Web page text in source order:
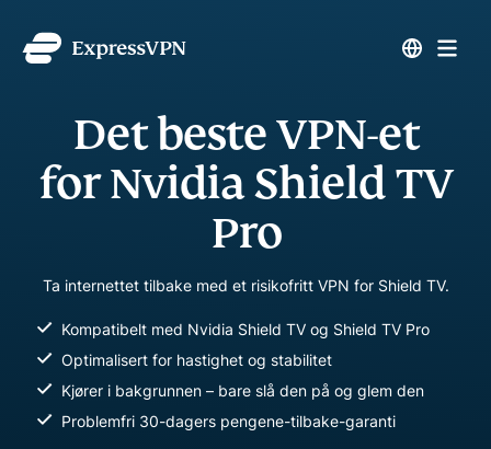
Det beste VPN-et
for Nvidia Shield TV
Pro
Ta internettet tilbake med et risikofritt VPN for Shield TV.
Kompatibelt med Nvidia Shield TV og Shield TV Pro
Optimalisert for hastighet og stabilitet
Kjører i bakgrunnen – bare slå den på og glem den
Problemfri 30-dagers pengene-tilbake-garanti